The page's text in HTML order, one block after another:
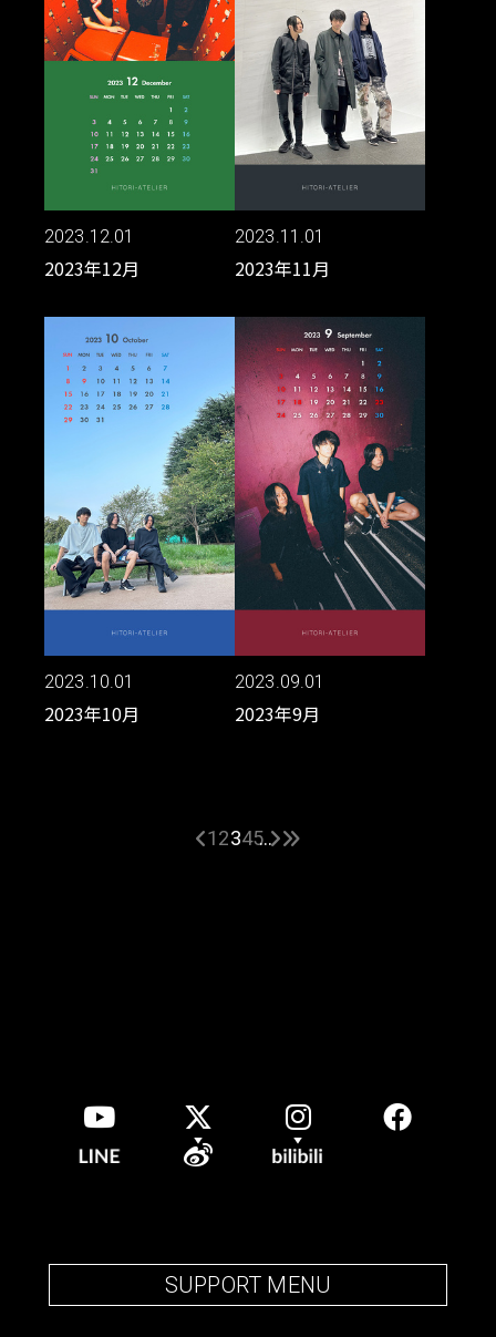
2023.12.01
2023年12月
2023.11.01
2023年11月
2023.10.01
2023年10月
2023.09.01
2023年9月
12345...
SUPPORT MENU